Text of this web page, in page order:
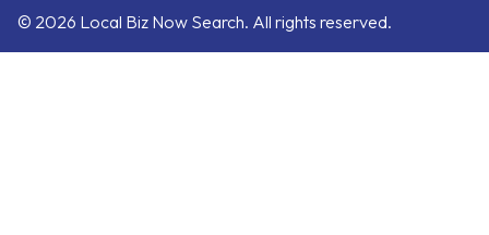
© 2026 Local Biz Now Search. All rights reserved.